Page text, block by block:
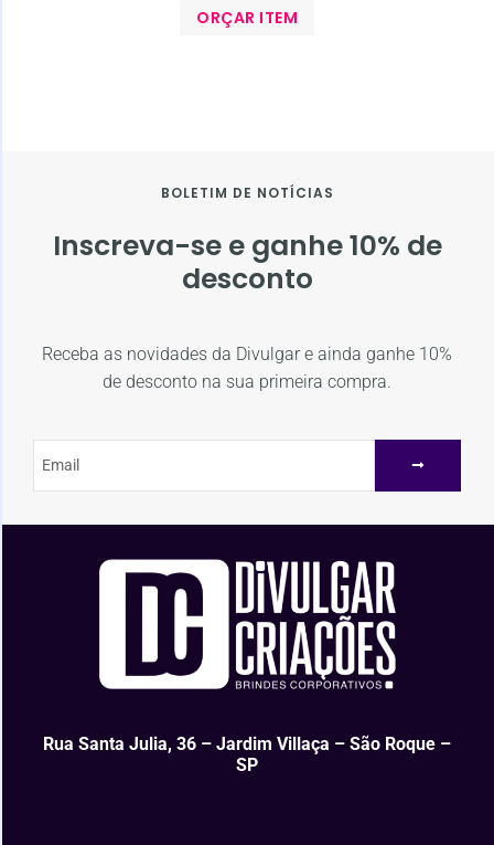
ORÇAR ITEM
BOLETIM DE NOTÍCIAS
Inscreva-se e ganhe 10% de
desconto
Receba as novidades da Divulgar e ainda ganhe 10%
de desconto na sua primeira compra.
Rua Santa Julia, 36 – Jardim Villaça – São Roque –
SP